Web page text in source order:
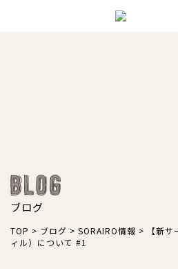
ブログ
TOP > ブログ > SORAIRO情報 >
【新
ィル）について #1